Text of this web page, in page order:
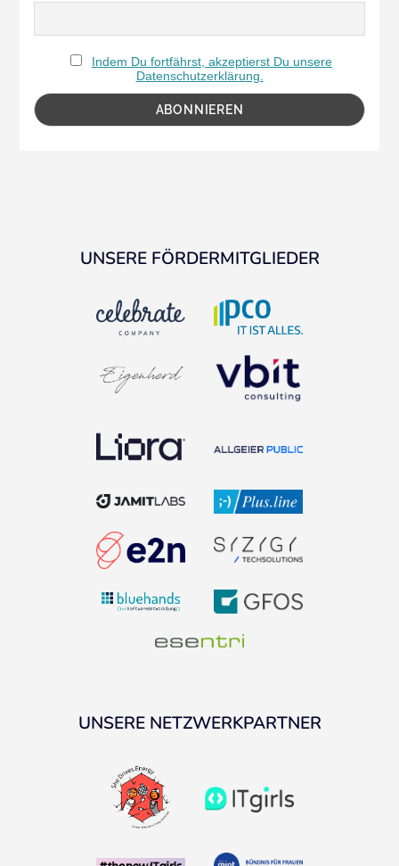
Indem Du fortfährst, akzeptierst Du unsere
Datenschutzerklärung.
UNSERE FÖRDERMITGLIEDER
UNSERE NETZWERKPARTNER